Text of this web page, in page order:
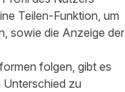
Teilen-Funktion, um
sowie die Anzeige der
folgen, gibt es
Unterschied zu